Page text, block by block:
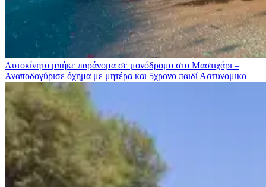
Αυτοκίνητο μπήκε παράνομα σε μονόδρομο στο Μαστιχάρι –
Αναποδογύρισε όχημα με μητέρα και 5χρονο παιδί Αστυνομικο